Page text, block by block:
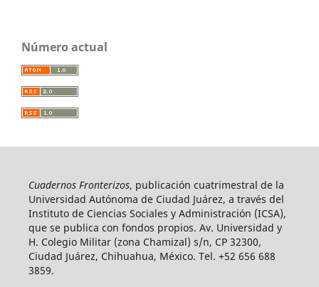
Número actual
Cuadernos Fronterizos, publicación cuatrimestral de la
Universidad Autónoma de Ciudad Juárez, a través del
Instituto de Ciencias Sociales y Administración (ICSA),
que se publica con fondos propios. Av. Universidad y
H. Colegio Militar (zona Chamizal) s/n, CP 32300,
Ciudad Juárez, Chihuahua, México. Tel. +52 656 688
3859.